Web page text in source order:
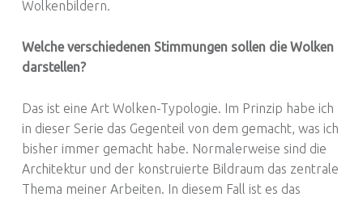
Wolkenbildern.
Welche verschiedenen Stimmungen sollen die Wolken
darstellen?
Das ist eine Art Wolken-Typologie. Im Prinzip habe ich
in dieser Serie das Gegenteil von dem gemacht, was ich
bisher immer gemacht habe. Normalerweise sind die
Architektur und der konstruierte Bildraum das zentrale
Thema meiner Arbeiten. In diesem Fall ist es das